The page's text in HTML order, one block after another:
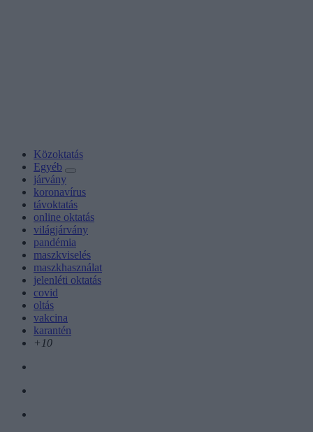
Közoktatás
Egyéb
járvány
koronavírus
távoktatás
online oktatás
világjárvány
pandémia
maszkviselés
maszkhasználat
jelenléti oktatás
covid
oltás
vakcina
karantén
+10